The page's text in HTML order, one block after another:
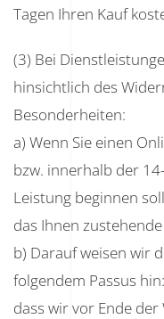
Tagen Ihren Kauf
(3) Bei
hinsichtlich des
Besonderheiten:
a) Wenn Sie einen
bzw. innerhalb der
Leistung beginnen
das Ihnen
b) Darauf weisen wir
folgendem Passus
dass wir vor Ende